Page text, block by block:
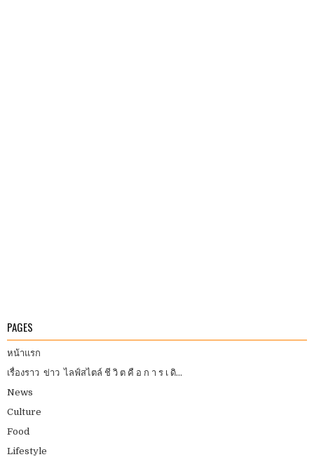
PAGES
หน้าแรก
เรื่องราว ข่าว ไลฟ์สไตล์ ชี วิ ต คื อ ก า ร เ ดิ...
News
Culture
Food
Lifestyle